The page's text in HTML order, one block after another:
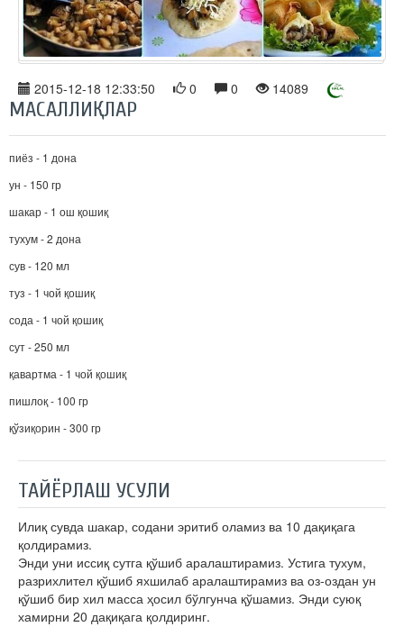
2015-12-18 12:33:50 0 0 14089
МАСАЛЛИҚЛАР
пиёз - 1 дона
ун - 150 гр
шакар - 1 ош қошиқ
тухум - 2 дона
сув - 120 мл
туз - 1 чой қошиқ
сода - 1 чой қошиқ
сут - 250 мл
қавартма - 1 чой қошиқ
пишлоқ - 100 гр
қўзиқорин - 300 гр
ТАЙЁРЛАШ УСУЛИ
Илиқ сувда шакар, содани эритиб оламиз ва 10 дақиқага
қолдирамиз.
Энди уни иссиқ сутга қўшиб аралаштирамиз. Устига тухум,
разрихлител қўшиб яхшилаб аралаштирамиз ва оз-оздан ун
қўшиб бир хил масса ҳосил бўлгунча қўшамиз. Энди суюқ
хамирни 20 дақиқага қолдиринг.